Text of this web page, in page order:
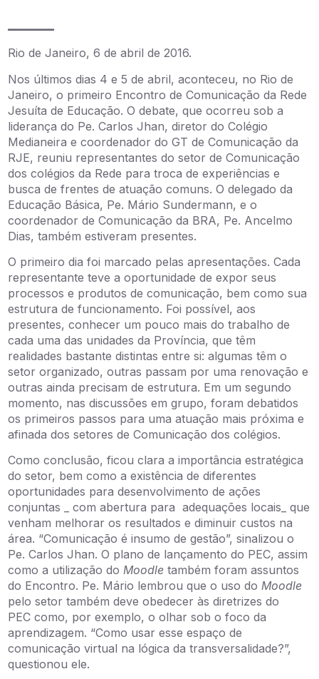
Rio de Janeiro, 6 de abril de 2016.​
Nos últimos dias 4 e 5 de abril, aconteceu, no Rio de
Janeiro, o primeiro Encontro de Comunicação da Rede
Jesuíta de Educação. O debate, que ocorreu sob a
liderança do Pe. Carlos Jhan, diretor do Colégio
Medianeira e coordenador do GT de Comunicação da
RJE, reuniu representantes do setor de Comunicação
dos colégios da Rede para troca de experiências e
busca de frentes de atuação comuns. O delegado da
Educação Básica, Pe. Mário Sundermann, e o
coordenador de Comunicação da BRA, Pe. Ancelmo
Dias, também estiveram presentes.
O primeiro dia foi marcado pelas apresentações. Cada
representante teve a oportunidade de expor seus
processos e produtos de comunicação, bem como sua
estrutura de funcionamento. Foi possível, aos
presentes, conhecer um pouco mais do trabalho de
cada uma das unidades da Província, que têm
realidades bastante distintas entre si: algumas têm o
setor organizado, outras passam por uma renovação e
outras ainda precisam de estrutura. Em um segundo
momento, nas discussões em grupo, foram debatidos
os primeiros passos para uma atuação mais próxima e
afinada dos setores de Comunicação dos colégios.
Como conclusão, ficou clara a importância estratégica
do setor, bem como a existência de diferentes
oportunidades para desenvolvimento de ações
conjuntas _ com abertura para adequações locais_ que
venham melhorar os resultados e diminuir custos na
área. “Comunicação é insumo de gestão”, sinalizou o
Pe. Carlos Jhan. O plano de lançamento do PEC, assim
como a utilização doMoodle também foram assuntos
do Encontro. Pe. Mário lembrou que o uso doMoodle
pelo setor também deve obedecer às diretrizes do
PEC como, por exemplo, o olhar sob o foco da
aprendizagem. “Como usar esse espaço de
comunicação virtual na lógica da transversalidade?”,
questionou ele.